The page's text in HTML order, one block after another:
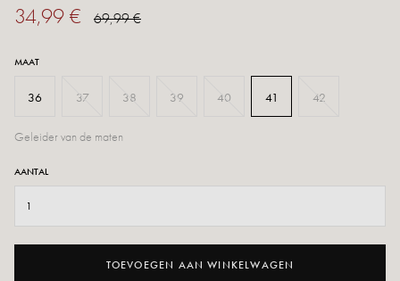
34,99 € 69,99 €
MAAT
36 37 38 39 40 41 42
Geleider van de maten
AANTAL
TOEVOEGEN AAN WINKELWAGEN